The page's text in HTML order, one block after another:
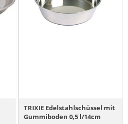
TRIXIE Edelstahlschüssel mit
Gummiboden 0,5 l/14cm